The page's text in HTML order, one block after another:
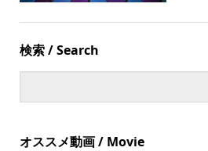
検索 / Search
オススメ動画 / Movie